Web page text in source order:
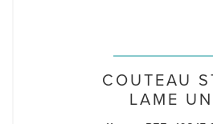
COUTEAU
LAME